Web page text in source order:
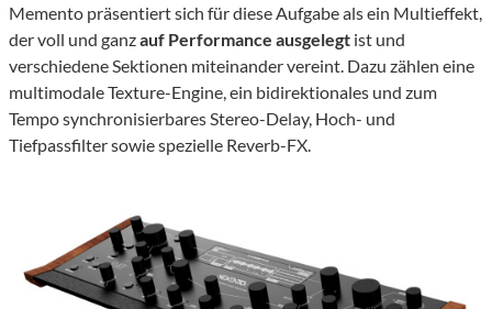
Memento präsentiert sich für diese Aufgabe als ein Multieffekt,
der voll und ganzauf Performance ausgelegt ist und
verschiedene Sektionen miteinander vereint. Dazu zählen eine
multimodale Texture-Engine, ein bidirektionales und zum
Tempo synchronisierbares Stereo-Delay, Hoch- und
Tiefpassfilter sowie spezielle Reverb-FX.